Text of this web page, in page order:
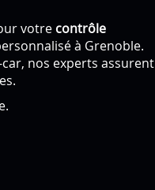
votre contrôle
à Grenoble.
nos experts assurent